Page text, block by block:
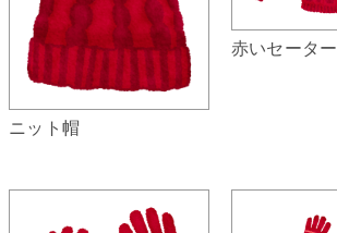
ニット帽
赤いセーター